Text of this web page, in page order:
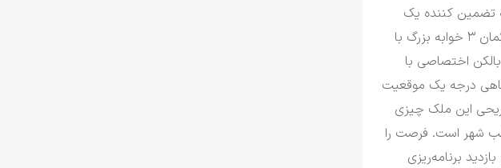
تضمین کننده یک
ویژگی‌های کلیدی: آپارتمان ۳ خوابه بزرگ با
اختصاصی با
درجه یک موقعیت
این ملک چیزی
شهر است. فرصت را
برنامه‌ریزی